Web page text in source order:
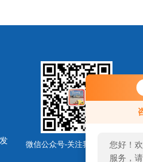
您好！
服务，
微信公众号-关注我们最新动态